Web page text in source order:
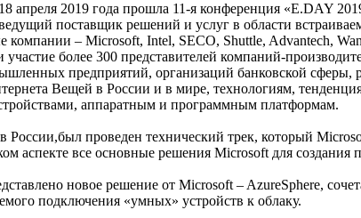
апреля 2019 года прошла 11-я конференция «E.DAY
поставщик решений и услуг в области
компании – Microsoft, Intel, SECO, Shuttle, Advantech,
более 300 представителей компаний-
предприятий, организаций банковской сферы,
Вещей в России и в мире, технологиям,
аппаратным и программным платформам.
России,был проведен технический трек, который
аспекте все основные решения Microsoft для создания
новое решение от Microsoft – AzureSphere,
подключения «умных» устройств к облаку.